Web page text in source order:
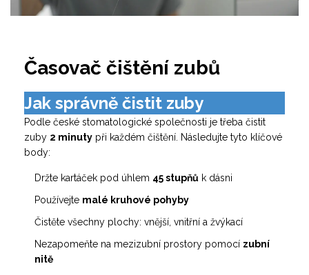
Časovač čištění zubů
Jak správně čistit zuby
Podle české stomatologické společnosti je třeba čistit
zuby 2 minuty při každém čištění. Následujte tyto klíčové
body:
Držte kartáček pod úhlem 45 stupňů k dásni
Používejte malé kruhové pohyby
Čistěte všechny plochy: vnější, vnitřní a žvýkací
Nezapomeňte na mezizubní prostory pomocí zubní
nitě